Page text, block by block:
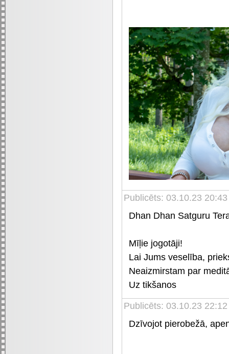
Publicēts: 03.10.23 20:43
Dhan Dhan Satguru
Mīļie jogotāji!
Lai Jums veselība,
Neaizmirstam par
Uz tikšanos
Publicēts: 03.10.23 22:12
Dzīvojot pierobežā,